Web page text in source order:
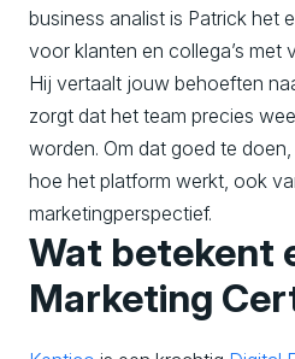
business analist is Patrick het
voor klanten en collega’s met
Hij vertaalt jouw behoeften
zorgt dat het team precies
worden. Om dat goed te
hoe het platform werkt, ook
marketingperspectief.
Wat betekent
Marketing